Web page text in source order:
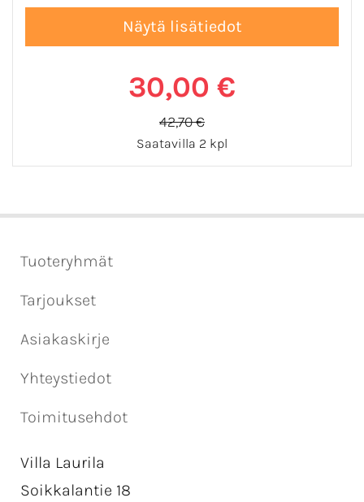
30,00 €
42,70 €
Saatavilla 2 kpl
Tuoteryhmät
Tarjoukset
Asiakaskirje
Yhteystiedot
Toimitusehdot
Villa Laurila
Soikkalantie 18